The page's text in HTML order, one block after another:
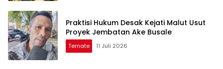
Praktisi Hukum Desak Kejati Malut Usut
Proyek Jembatan Ake Busale
Ternate 11 Juli 2026